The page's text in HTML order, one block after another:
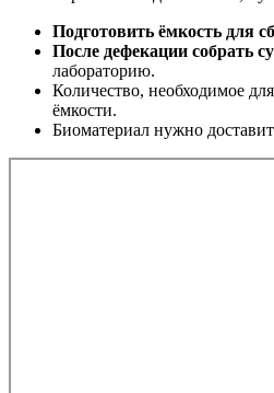
Подготовить ёмкость для
После дефекации собрать
лабораторию.
Количество, необходимое
ёмкости.
Биоматериал нужно